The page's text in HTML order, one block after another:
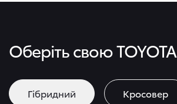
Оберіть свою TOYOTA
Гібридний Кросовер